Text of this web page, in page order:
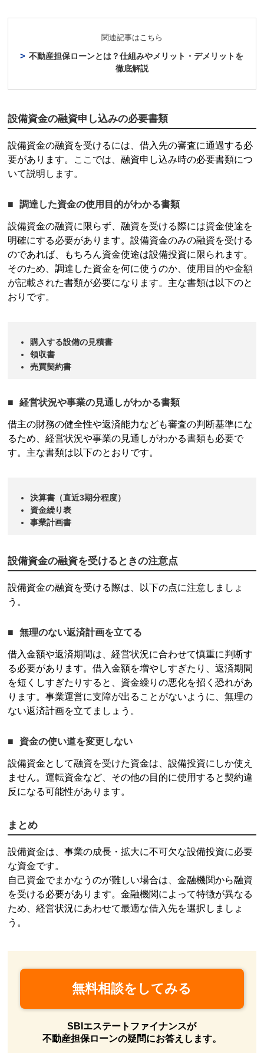
関連記事はこちら
不動産担保ローンとは？仕組みやメリット・デメリットを
徹底解説
設備資金の融資申し込みの必要書類
設備資金の融資を受けるには、借入先の審査に通過する必
要があります。ここでは、融資申し込み時の必要書類につ
いて説明します。
調達した資金の使用目的がわかる書類
設備資金の融資に限らず、融資を受ける際には資金使途を
明確にする必要があります。設備資金のみの融資を受ける
のであれば、もちろん資金使途は設備投資に限られます。
そのため、調達した資金を何に使うのか、使用目的や金額
が記載された書類が必要になります。主な書類は以下のと
おりです。
購入する設備の見積書
領収書
売買契約書
経営状況や事業の見通しがわかる書類
借主の財務の健全性や返済能力なども審査の判断基準にな
るため、経営状況や事業の見通しがわかる書類も必要で
す。主な書類は以下のとおりです。
決算書（直近3期分程度）
資金繰り表
事業計画書
設備資金の融資を受けるときの注意点
設備資金の融資を受ける際は、以下の点に注意しましょ
う。
無理のない返済計画を立てる
借入金額や返済期間は、経営状況に合わせて慎重に判断す
る必要があります。借入金額を増やしすぎたり、返済期間
を短くしすぎたりすると、資金繰りの悪化を招く恐れがあ
ります。事業運営に支障が出ることがないように、無理の
ない返済計画を立てましょう。
資金の使い道を変更しない
設備資金として融資を受けた資金は、設備投資にしか使え
ません。運転資金など、その他の目的に使用すると契約違
反になる可能性があります。
まとめ
設備資金は、事業の成長・拡大に不可欠な設備投資に必要
な資金です。
自己資金でまかなうのが難しい場合は、金融機関から融資
を受ける必要があります。金融機関によって特徴が異なる
ため、経営状況にあわせて最適な借入先を選択しましょ
う。
無料相談をしてみる
SBIエステートファイナンスが
不動産担保ローンの疑問にお答えします。